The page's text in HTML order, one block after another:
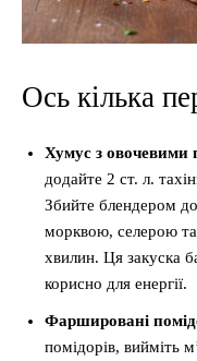
Ось кілька
Хумус з овочевими
додайте 2 ст. л.
Збийте блендером
морквою, селерою
хвилин. Ця закуска
корисно для енергії.
Фаршировані
помідорів, вийміть